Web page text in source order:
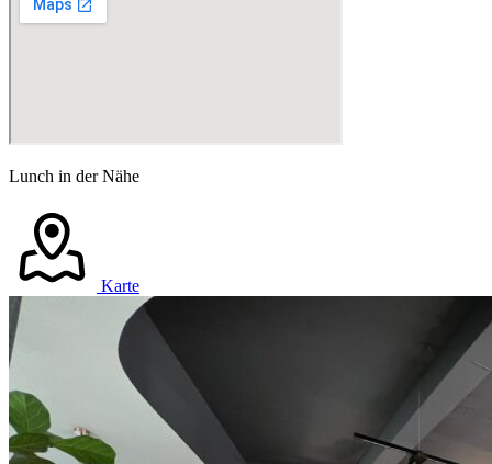
Lunch in der Nähe
Karte